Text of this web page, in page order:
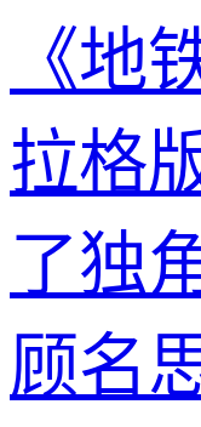
《地
拉格
了独
顾名